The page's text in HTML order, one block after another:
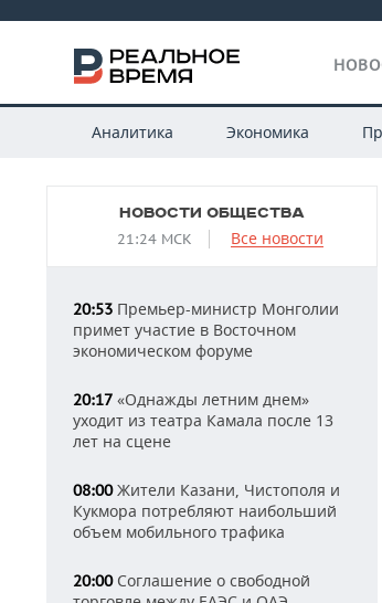
Аналитика Экономика
НОВОСТИ ОБЩЕСТВА
21:24 МСК Все новости
20:53 Премьер-министр Монголии
примет участие в Восточном
экономическом форуме
20:17 «Однажды летним днем»
уходит из театра Камала после 13
лет на сцене
08:00Жители Казани, Чистополя и
Кукмора потребляют наибольший
объем мобильного трафика
20:00Соглашение о свободной